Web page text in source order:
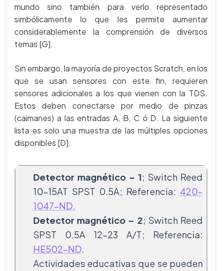
mundo sino también para verlo representado
simbólicamente lo que les permite aumentar
considerablemente la comprensión de diversos
temas [G].
Sin embargo, la mayoría de proyectos Scratch, en los
que se usan sensores con este fin, requieren
sensores adicionales a los que vienen con la TDS.
Estos deben conectarse por medio de pinzas
(caimanes) a las entradas A, B, C ó D. La siguiente
lista es solo una muestra de las múltiples opciones
disponibles [D]:
Detector magnético – 1; Switch Reed
10-15AT SPST 0.5A; Referencia: 420-
1047-ND.
Detector magnético – 2; Switch Reed
SPST 0.5A 12-23 A/T; Referencia:
HE502-ND.
Actividades educativas que se pueden